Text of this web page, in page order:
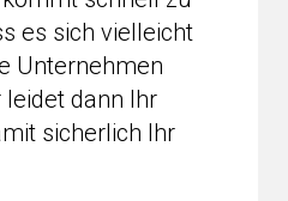
es sich vielleicht
Unternehmen
dann Ihr
sicherlich Ihr